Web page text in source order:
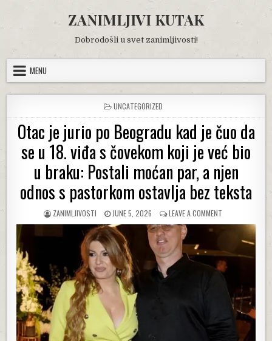
content
ZANIMLJIVI KUTAK
Dobrodošli u svet zanimljivosti!
MENU
POSTED
IN
UNCATEGORIZED
Otac je jurio po Beogradu kad je čuo da
se u 18. viđa s čovekom koji je već bio
u braku: Postali moćan par, a njen
odnos s pastorkom ostavlja bez teksta
AUTHOR:
ZANIMLJIVOSTI
PUBLISHED
DATE:
JUNE 5, 2026 LEAVE A COMMENT
OTAC
PO
BEOGRADU
KAD
JE
ČUO